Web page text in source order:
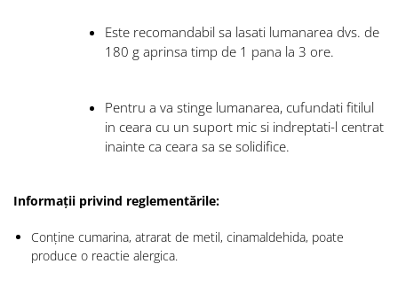
Este recomandabil sa lasati lumanarea dvs. de
180 g aprinsa timp de 1 pana la 3 ore.
Pentru a va stinge lumanarea, cufundati fitilul
in ceara cu un suport mic si indreptati-l centrat
inainte ca ceara sa se solidifice.
Informații privind reglementările:
Conține cumarina, atrarat de metil, cinamaldehida, poate
produce o reactie alergica.